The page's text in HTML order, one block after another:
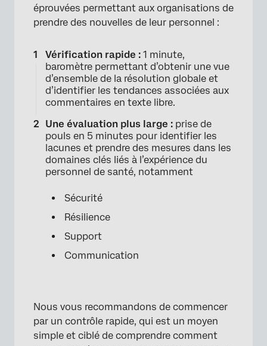
éprouvées permettant aux organisations de
prendre des nouvelles de leur personnel :
Vérification rapide : 1 minute,
baromètre permettant d’obtenir une vue
d’ensemble de la résolution globale et
d’identifier les tendances associées aux
commentaires en texte libre.
Une évaluation plus large : prise de
pouls en 5 minutes pour identifier les
lacunes et prendre des mesures dans les
domaines clés liés à l’expérience du
personnel de santé, notamment
Sécurité
Résilience
Support
Communication
Nous vous recommandons de commencer
par un contrôle rapide, qui est un moyen
simple et ciblé de comprendre comment